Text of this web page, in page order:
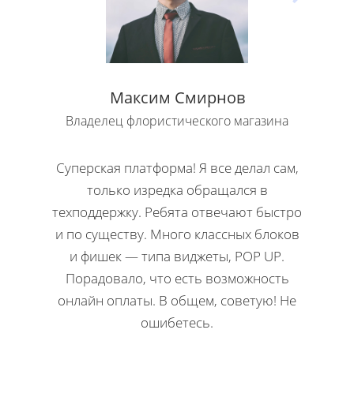
Максим Смирнов
Владелец флористического магазина
Суперская платформа! Я все делал сам,
только изредка обращался в
техподдержку. Ребята отвечают быстро
и по существу. Много классных блоков
и фишек — типа виджеты, POP UP.
Порадовало, что есть возможность
онлайн оплаты. В общем, советую! Не
ошибетесь.